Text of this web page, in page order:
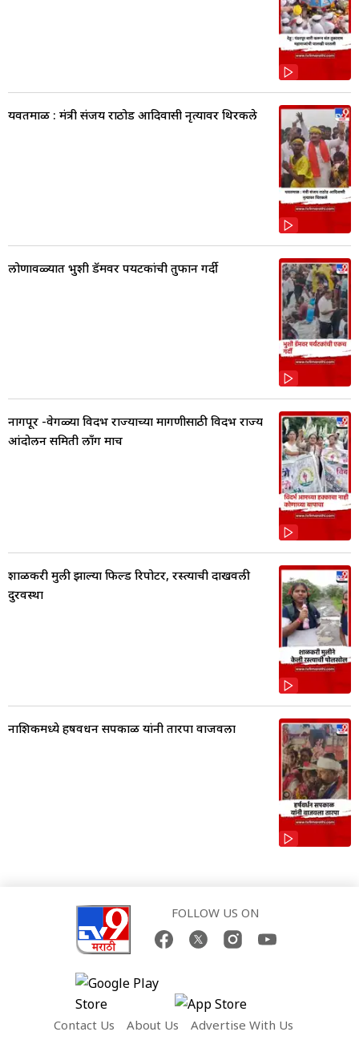
यवतमाळ : मंत्री संजय राठोड आदिवासी नृत्यावर थिरकले
लोणावळ्यात भुशी डॅमवर पर्यटकांची तुफान गर्दी
नागपूर -वेगळ्या विदर्भ राज्याच्या मागणीसाठी विदर्भ राज्य
आंदोलन समिती लाँग मार्च
शाळकरी मुली झाल्या फिल्ड रिपोर्टर, रस्त्याची दाखवली
दुरवस्था
नाशिकमध्ये हर्षवर्धन सपकाळ यांनी तारपा वाजवला
FOLLOW US ON
Contact Us About Us Advertise With Us